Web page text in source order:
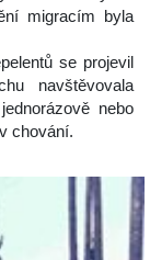
migracím byla
se projevil
navštěvovala
nebo
chování.